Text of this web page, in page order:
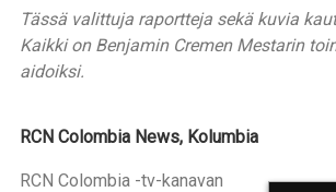
Tässä valittuja raportteja sekä kuvia
Kaikki on Benjamin Cremen Mestarin
aidoiksi.
RCN Colombia News, Kolumbia
RCN Colombia -tv-kanavan